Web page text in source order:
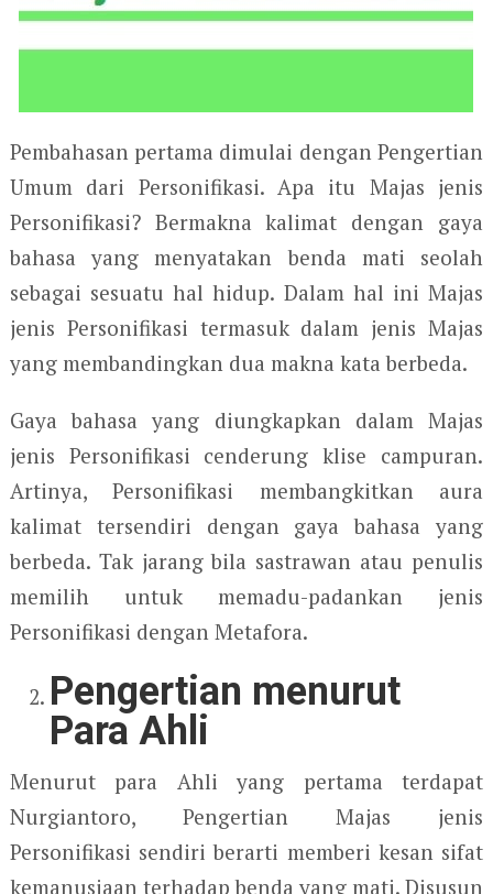
Pembahasan pertama dimulai dengan Pengertian
Umum dari Personifikasi. Apa itu Majas jenis
Personifikasi? Bermakna kalimat dengan gaya
bahasa yang menyatakan benda mati seolah
sebagai sesuatu hal hidup. Dalam hal ini Majas
jenis Personifikasi termasuk dalam jenis Majas
yang membandingkan dua makna kata berbeda.
Gaya bahasa yang diungkapkan dalam Majas
jenis Personifikasi cenderung klise campuran.
Artinya, Personifikasi membangkitkan aura
kalimat tersendiri dengan gaya bahasa yang
berbeda. Tak jarang bila sastrawan atau penulis
memilih untuk memadu-padankan jenis
Personifikasi dengan Metafora.
Pengertian menurut
Para Ahli
Menurut para Ahli yang pertama terdapat
Nurgiantoro, Pengertian Majas jenis
Personifikasi sendiri berarti memberi kesan sifat
kemanusiaan terhadap benda yang mati. Disusun